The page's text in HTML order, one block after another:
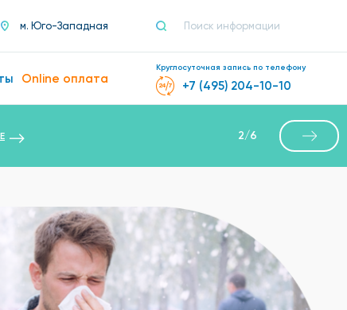
м. Юго-Западная
Online оплата
Круглосуточная запись по телефону
+7 (495) 204-10-10
2/6